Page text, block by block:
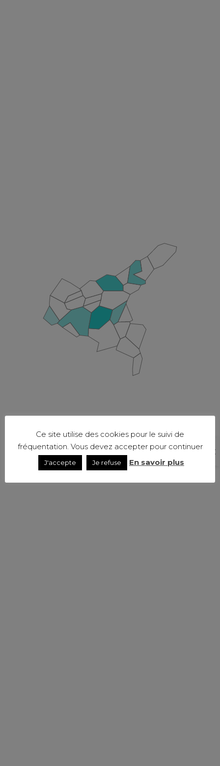
Ce site utilise des cookies pour le suivi de
fréquentation. Vous devez accepter pour continuer
J'accepte Je refuse En savoir plus